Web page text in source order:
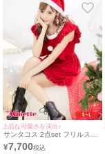
上品な可愛さを演出♪
サンタコス 2点set フリルスリ
ーブデザインパール付きふわふ
わガーリー サンタ コスプレ
¥7,700